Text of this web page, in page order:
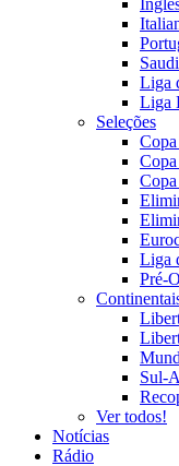
Liga
Liga
Seleções
Liga
Pré-
Sul-
Ver todos!
Notícias
Rádio